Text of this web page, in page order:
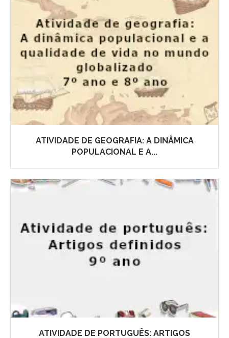
ATIVIDADE DE GEOGRAFIA: A DINÂMICA
POPULACIONAL E A...
ATIVIDADE DE PORTUGUÊS: ARTIGOS